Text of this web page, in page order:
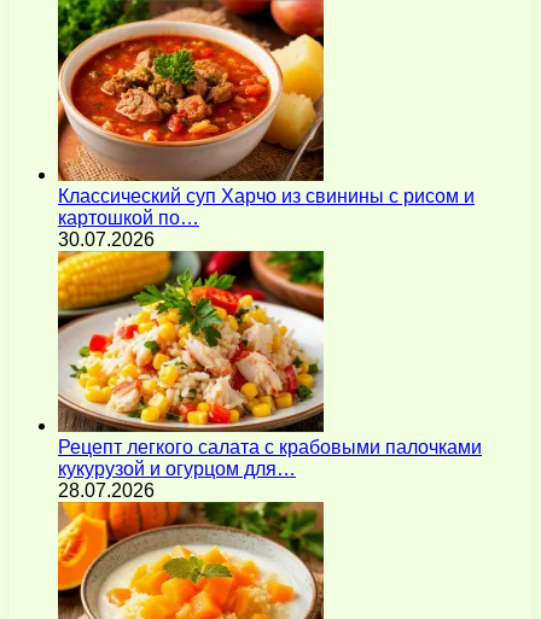
Классический суп Харчо из свинины с рисом и
картошкой по…
30.07.2026
Рецепт легкого салата с крабовыми палочками
кукурузой и огурцом для…
28.07.2026